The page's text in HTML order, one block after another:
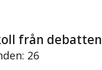
från debatten
26